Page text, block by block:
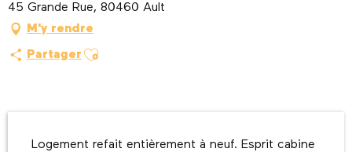
45 Grande Rue, 80460 Ault
M'y rendre
Partager Ajouter aux favoris
Logement refait entièrement à neuf. Esprit cabine